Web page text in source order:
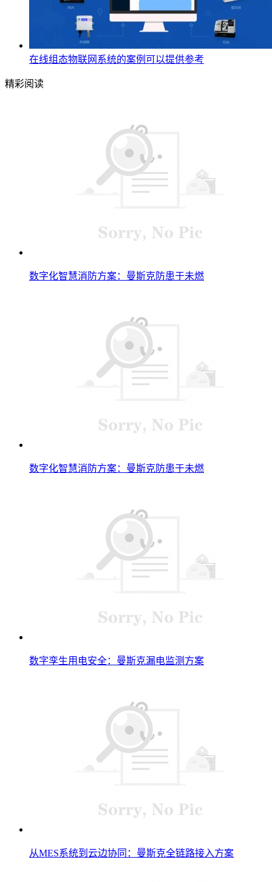
在线组态物联网系统的案例可以提供参考
精彩阅读
数字化智慧消防方案：曼斯克防患于未燃
数字化智慧消防方案：曼斯克防患于未燃
数字孪生用电安全：曼斯克漏电监测方案
从MES系统到云边协同：曼斯克全链路接入方案